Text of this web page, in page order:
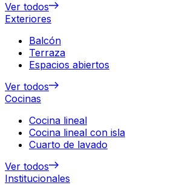
Ver todos
Exteriores
Balcón
Terraza
Espacios abiertos
Ver todos
Cocinas
Cocina lineal
Cocina lineal con isla
Cuarto de lavado
Ver todos
Institucionales